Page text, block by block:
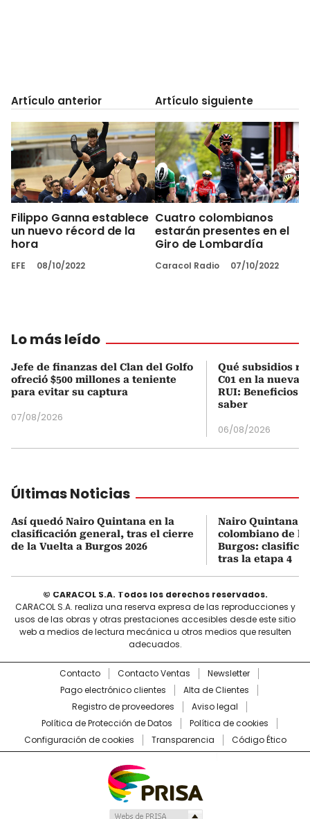
Artículo anterior
Filippo Ganna establece
un nuevo récord de la
hora
EFE 08/10/2022
Artículo siguiente
Cuatro colombianos
estarán presentes en el
Giro de Lombardía
Caracol Radio 07/10/2022
Lo más leído
Jefe de finanzas del Clan del Golfo
ofreció $500 millones a teniente
para evitar su captura
07/08/2026
Qué subsidios
C01 en la nueva
RUI: Beneficios
saber
06/08/2026
Últimas Noticias
Así quedó Nairo Quintana en la
clasificación general, tras el cierre
de la Vuelta a Burgos 2026
Nairo Quintana,
colombiano de la
Burgos:
tras la etapa 4
© CARACOL S.A. Todos los derechos reservados.
CARACOL S.A. realiza una reserva expresa de las reproducciones y
usos de las obras y otras prestaciones accesibles desde este sitio
web a medios de lectura mecánica u otros medios que resulten
adecuados.
Contacto Contacto Ventas
Newsletter
Pago electrónico clientes
Alta de Clientes
Registro de proveedores
Aviso legal
Política de Protección de Datos
Política de cookies
Configuración de cookies
Transparencia Código Ético